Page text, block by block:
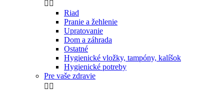
 
Riad
Pranie a žehlenie
Upratovanie
Dom a záhrada
Ostatné
Hygienické vložky, tampóny, kalíšok
Hygienické potreby
Pre vaše zdravie
 